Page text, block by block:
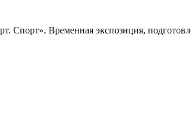
Спорт». Временная экспозиция,